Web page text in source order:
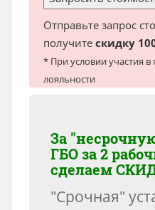
Отправьте запрос
получите скидку
* При условии участия
лояльности
За
ГБО за 2
сделаем
"Срочная"